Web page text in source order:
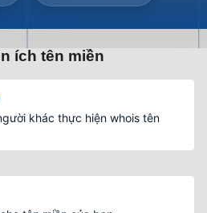
ích tên miền
khác thực hiện whois tên